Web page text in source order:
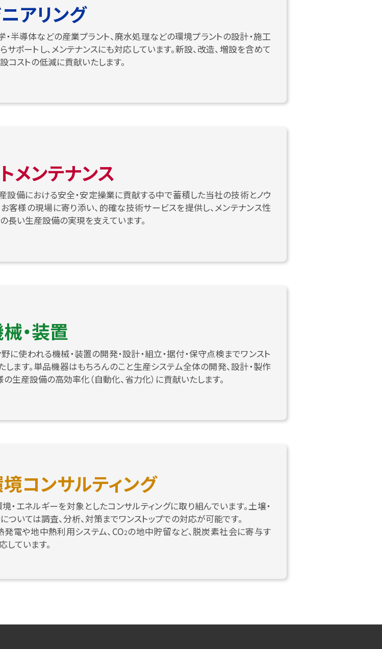
アリング
・半導体などの産業プラント、廃水処理などの環境プラントの設計・施工
サポートし、メンテナンスにも対応しています。新設、改造、増設を含めて
コストの低減に貢献いたします。
メンテナンス
設備における安全・安定操業に貢献する中で蓄積した当社の技術とノウ
お客様の現場に寄り添い、的確な技術サービスを提供し、メンテナンス性
長い生産設備の実現を支えています。
・装置
に使われる機械・装置の開発・設計・組立・据付・保守点検までワンスト
します。単品機器はもちろんのこと生産システム全体の開発、設計・製作
の生産設備の高効率化（自動化、省力化）に貢献いたします。
コンサルティング
境・エネルギーを対象としたコンサルティングに取り組んでいます。土壌・
ついては調査、分析、対策までワンストップでの対応が可能です。
発電や地中熱利用システム、CO2の地中貯留など、脱炭素社会に寄与す
しています。